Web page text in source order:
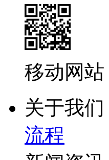
移动网站
关于我们
流程